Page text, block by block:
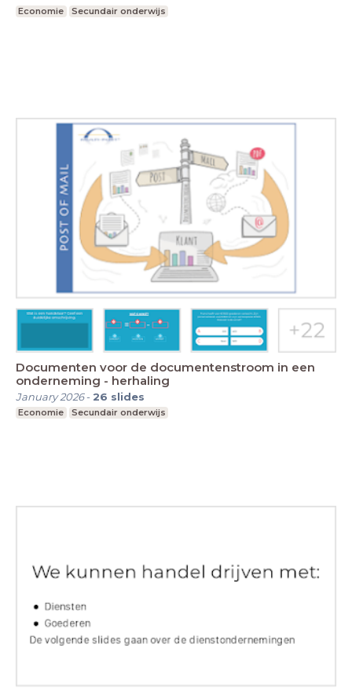
Economie Secundair onderwijs
Documenten voor de documentenstroom in een
onderneming - herhaling
January 2026- 26 slides
Economie Secundair onderwijs